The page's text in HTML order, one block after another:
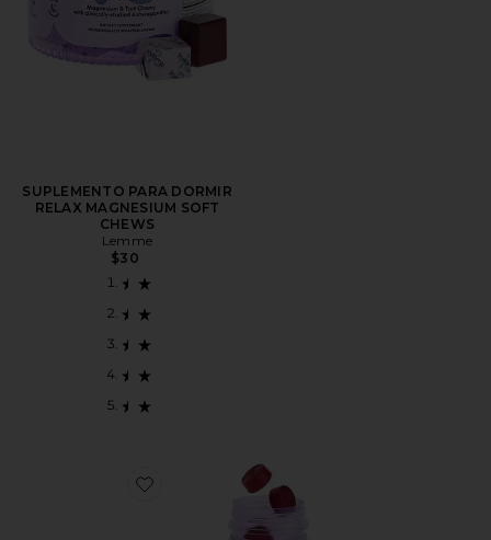
SUPLEMENTO PARA DORMIR
RELAX MAGNESIUM SOFT
CHEWS
Lemme
$30
Favorite SUPLEMENTOS